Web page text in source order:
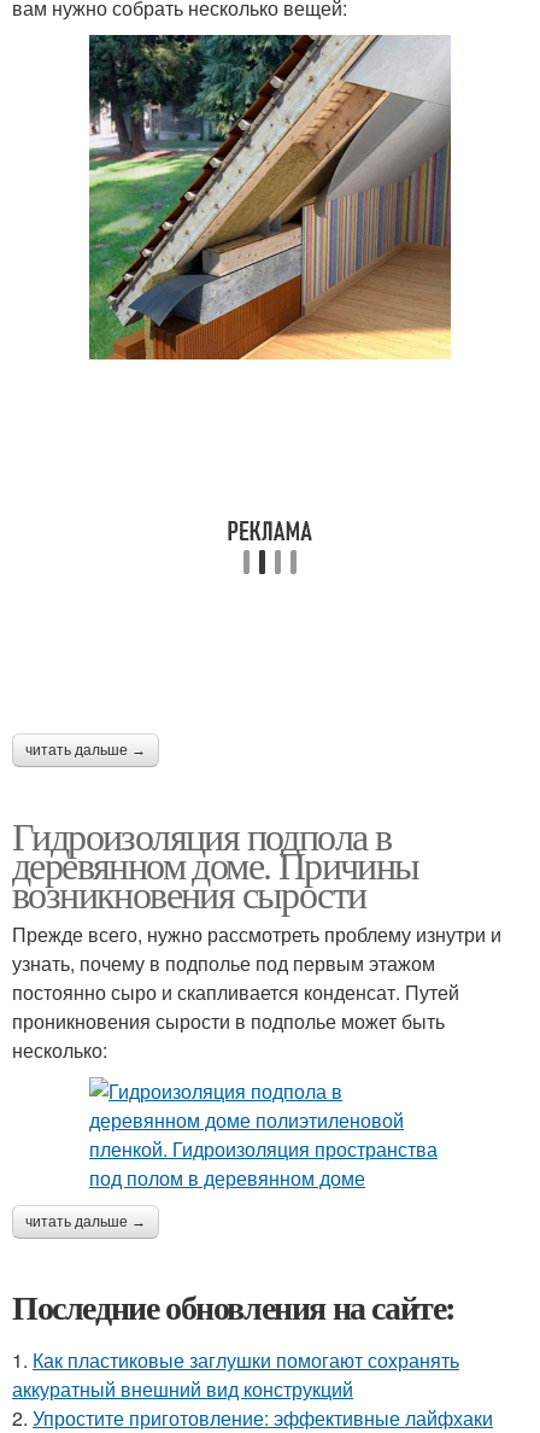
вам нужно собрать несколько вещей:
читать дальше →
Гидроизоляция подпола в
деревянном доме. Причины
возникновения сырости
Прежде всего, нужно рассмотреть проблему изнутри и
узнать, почему в подполье под первым этажом
постоянно сыро и скапливается конденсат. Путей
проникновения сырости в подполье может быть
несколько:
читать дальше →
Последние обновления на сайте:
1. Как пластиковые заглушки помогают сохранять
аккуратный внешний вид конструкций
2. Упростите приготовление: эффективные лайфхаки